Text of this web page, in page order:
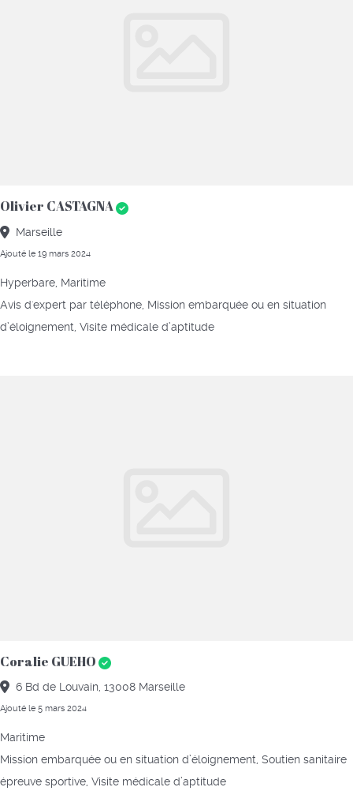
Olivier CASTAGNA
Marseille
Ajouté le 19 mars 2024
Hyperbare, Maritime
Avis d'expert par téléphone, Mission embarquée ou en situation
d’éloignement, Visite médicale d’aptitude
Coralie GUEHO
6 Bd de Louvain, 13008 Marseille
Ajouté le 5 mars 2024
Maritime
Mission embarquée ou en situation d’éloignement, Soutien sanitaire
épreuve sportive, Visite médicale d’aptitude